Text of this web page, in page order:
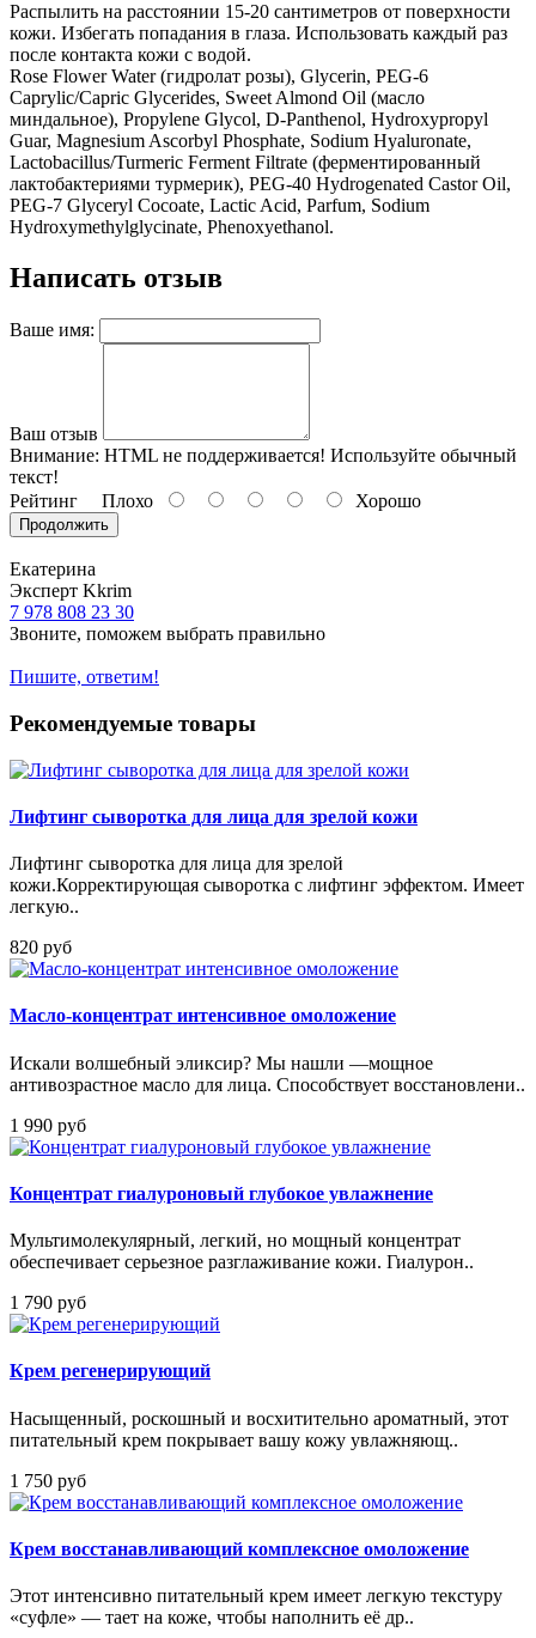
Распылить на расстоянии 15-20 сантиметров от поверхности
кожи. Избегать попадания в глаза. Использовать каждый раз
после контакта кожи с водой.
Rose Flower Water (гидролат розы), Glycerin, PEG-6
Caprylic/Capric Glycerides, Sweet Almond Oil (масло
миндальное), Propylene Glycol, D-Panthenol, Hydroxypropyl
Guar, Magnesium Ascorbyl Phosphate, Sodium Hyaluronate,
Lactobacillus/Turmeric Ferment Filtrate (ферментированный
лактобактериями турмерик), PEG-40 Hydrogenated Castor Oil,
PEG-7 Glyceryl Cocoate, Lactic Acid, Parfum, Sodium
Hydroxymethylglycinate, Phenoxyethanol.
Написать отзыв
Ваше имя:
Ваш отзыв
Внимание: HTML не поддерживается! Используйте обычный
текст!
Рейтинг Плохо Хорошо
Продолжить
Екатерина
Эксперт Kkrim
7 978 808 23 30
Звоните, поможем выбрать правильно
Пишите, ответим!
Рекомендуемые товары
Лифтинг сыворотка для лица для зрелой кожи
Лифтинг сыворотка для лица для зрелой
кожи.Корректирующая сыворотка с лифтинг эффектом. Имеет
легкую..
820 руб
Масло-концентрат интенсивное омоложение
Искали волшебный эликсир? Мы нашли —мощное
антивозрастное масло для лица. Способствует восстановлени..
1 990 руб
Концентрат гиалуроновый глубокое увлажнение
Мультимолекулярный, легкий, но мощный концентрат
обеспечивает серьезное разглаживание кожи. Гиалурон..
1 790 руб
Крем регенерирующий
Насыщенный, роскошный и восхитительно ароматный, этот
питательный крем покрывает вашу кожу увлажняющ..
1 750 руб
Крем восстанавливающий комплексное омоложение
Этот интенсивно питательный крем имеет легкую текстуру
«суфле» — тает на коже, чтобы наполнить её др..